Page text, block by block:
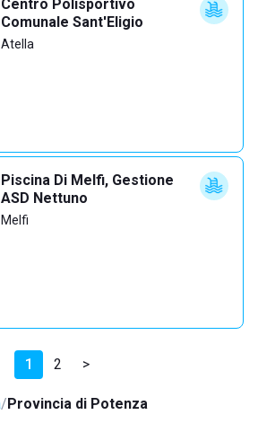
Centro Polisportivo
Comunale Sant'Eligio
Atella
Piscina Di Melfi, Gestione
ASD Nettuno
Melfi
1 2 >
Provincia di Potenza